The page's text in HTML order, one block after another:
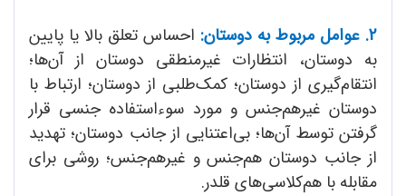
2. عوامل مربوط به دوستان:
احساس تعلق بالا یا پایین
به دوستان، انتظارات غیرمنطقی دوستان از آن‌ها؛
انتقام‌گیری از دوستان؛ کمک‌طلبی از دوستان؛ ارتباط با
دوستان غیرهم‌جنس و مورد سوء‌استفاده جنسی قرار
گرفتن توسط آن‌ها؛ بی‌اعتنایی از جانب دوستان؛ تهدید
از جانب دوستان هم‌جنس و غیرهم‌جنس؛ روشی برای
مقابله با هم‌کلاسی‌های قلدر.